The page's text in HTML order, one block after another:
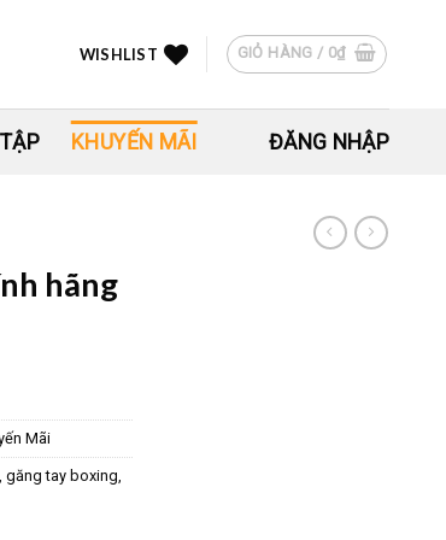
WISHLIST GIỎ HÀNG / 0₫
KHUYẾN MÃI ĐĂNG NHẬP
hãng
Mãi
găng tay boxing